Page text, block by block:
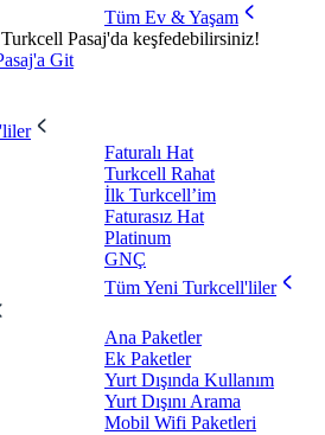
Tüm Ev & Yaşam
Pasaj'da keşfedebilirsiniz!
Git
Faturalı Hat
Turkcell Rahat
İlk Turkcell’im
Faturasız Hat
Platinum
GNÇ
Tüm Yeni Turkcell'liler
Ana Paketler
Ek Paketler
Yurt Dışında Kullanım
Yurt Dışını Arama
Mobil Wifi Paketleri